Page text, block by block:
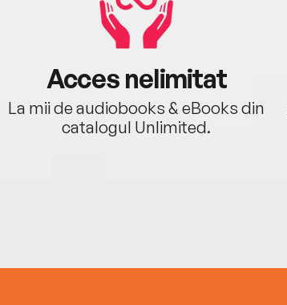
Acces nelimitat
La mii de audiobooks & eBooks din
catalogul Unlimited.